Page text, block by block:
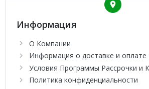
Яблочно-катехиновый фильтр.
Осушение теплообменника.
Проводной пульт.
Упрощенный пульт.
Модуль внешних связей.
Комплект кабеля связи.
Информация
О Компании
Информация о доставке и оплате
Условия Программы Рассрочки и
Политика конфиденциальности